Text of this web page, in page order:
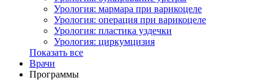
Урология: мармара при варикоцеле
Урология: операция при варикоцеле
Урология: пластика уздечки
Урология: циркумцизия
Показать все
Врачи
Программы